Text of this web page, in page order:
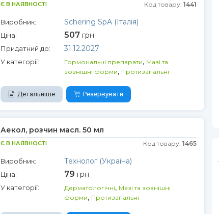
Є В НАЯВНОСТІ Код товару: 1441
Виробник: Schering SpA (Італія)
Ціна: 507грн
Придатний до: 31.12.2027
У категорії: Гормональні препарати, Мазі та
зовнішні форми, Протизапальні
Детальніше Резервувати
Аекол, розчин масл. 50 мл
Є В НАЯВНОСТІ Код товару: 1465
Виробник: Технолог (Україна)
Ціна: 79 грн
У категорії: Дерматологічні, Мазі та зовнішні
форми, Протизапальні